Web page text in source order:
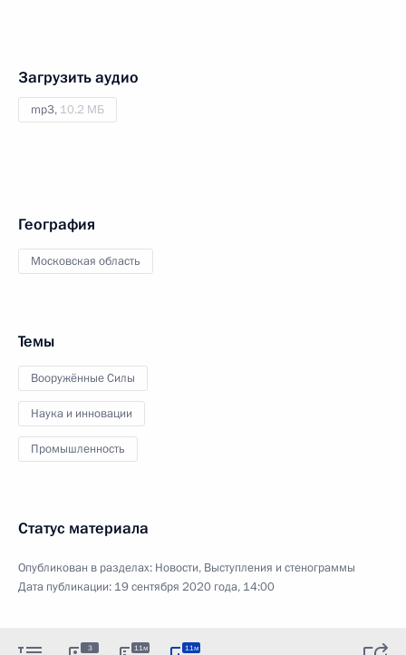
Загрузить аудио
mp3, 10.2 МБ
География
Московская область
Темы
Вооружённые Силы
Наука и инновации
Промышленность
Статус материала
Опубликован в разделах: Новости, Выступления и стенограммы
Дата публикации: 19 сентября 2020 года, 14:00
3 11м 11м